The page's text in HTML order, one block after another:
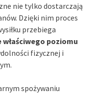
nie tylko dostarczają
Dzięki nim proces
przebiega
poziomu
fizycznej i
spożywaniu